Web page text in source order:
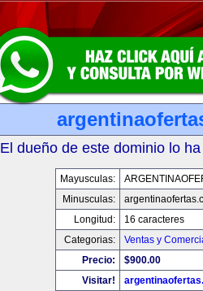
El dueño de este dominio lo
Mayusculas:
Minusculas:
Longitud:
16 caracteres
Categorias:
Ventas y
Precio:
$900.00
Visitar!